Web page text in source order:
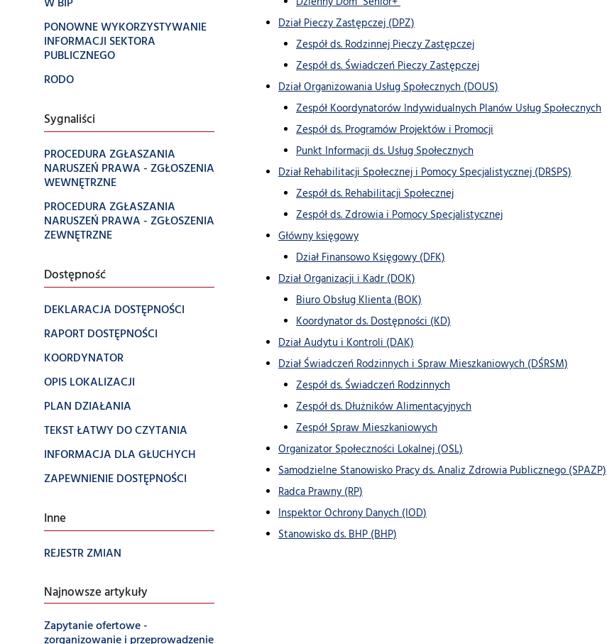
PONOWNE WYKORZYSTYWANIE
INFORMACJI SEKTORA
PUBLICZNEGO
RODO
Sygnaliści
PROCEDURA ZGŁASZANIA
NARUSZEŃ PRAWA - ZGŁOSZENIA
WEWNĘTRZNE
PROCEDURA ZGŁASZANIA
NARUSZEŃ PRAWA - ZGŁOSZENIA
ZEWNĘTRZNE
Dostępność
DEKLARACJA DOSTĘPNOŚCI
RAPORT DOSTĘPNOŚCI
KOORDYNATOR
OPIS LOKALIZACJI
PLAN DZIAŁANIA
TEKST ŁATWY DO CZYTANIA
INFORMACJA DLA GŁUCHYCH
ZAPEWNIENIE DOSTĘPNOŚCI
Inne
REJESTR ZMIAN
Najnowsze artykuły
Zapytanie ofertowe -
Dział Pieczy Zastępczej (DPZ)
Zespół ds. Rodzinnej Pieczy Zastępczej
Zespół ds. Świadczeń Pieczy Zastępczej
Dział Organizowania Usług Społecznych (DOUS)
Zespół Koordynatorów Indywidualnych Planów Usług Społecznych
Zespół ds. Programów Projektów i Promocji
Punkt Informacji ds. Usług Społecznych
Dział Rehabilitacji Społecznej i Pomocy Specjalistycznej (DRSPS)
Zespół ds. Rehabilitacji Społecznej
Zespół ds. Zdrowia i Pomocy Specjalistycznej
Główny księgowy
Dział Finansowo Księgowy (DFK)
Dział Organizacji i Kadr (DOK)
Biuro Obsług Klienta (BOK)
Koordynator ds. Dostępności (KD)
Dział Audytu i Kontroli (DAK)
Dział Świadczeń Rodzinnych i Spraw Mieszkaniowych (DŚRSM)
Zespół ds. Świadczeń Rodzinnych
Zespół ds. Dłużników Alimentacyjnych
Zespół Spraw Mieszkaniowych
Organizator Społeczności Lokalnej (OSL)
Samodzielne Stanowisko Pracy ds. Analiz Zdrowia Publicznego (SPAZP)
Radca Prawny (RP)
Inspektor Ochrony Danych (IOD)
Stanowisko ds. BHP (BHP)